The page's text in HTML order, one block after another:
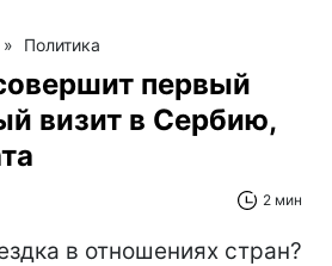
» Политика
первый
визит в Сербию,
2 мин
в отношениях стран?